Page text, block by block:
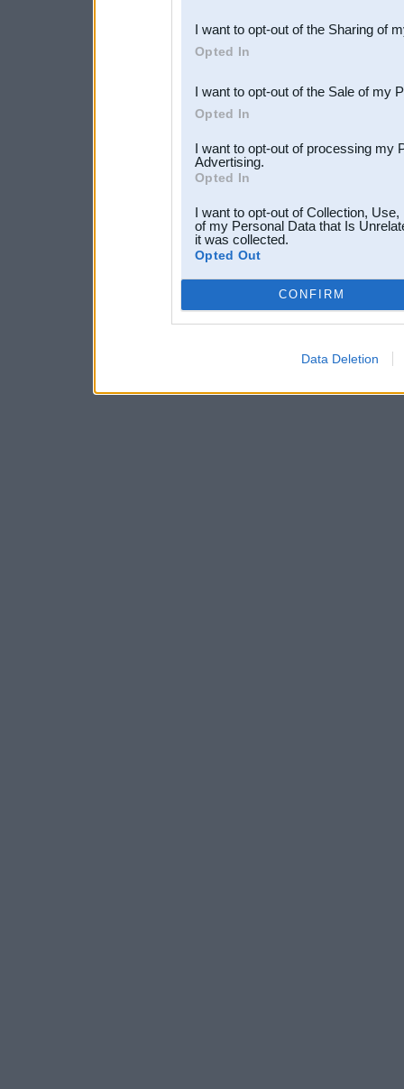
Downstream Participants
third parties.
I want to opt-out of the Sharing of
Opted In
I want to opt-out of the Sale of my
Opted In
I want to opt-out of processing my
Advertising.
Opted In
I want to opt-out of Collection,
of my Personal Data that Is
it was collected.
Opted Out
CONFIRM
Data Deletion